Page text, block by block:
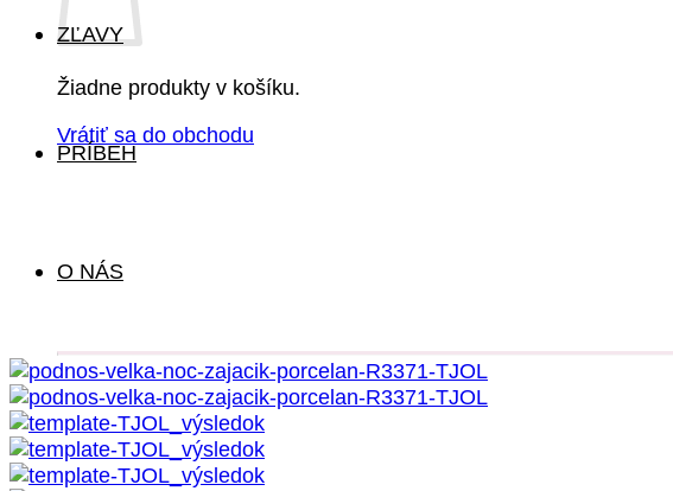
Žiadne produkty v košíku.
Vrátiť sa do obchodu
ZĽAVY
PRÍBEH
O NÁS